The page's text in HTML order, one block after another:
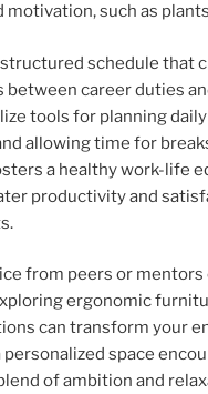
motivation, such as
schedule that
between career duties
tools for planning
allowing time for
a healthy work-life
productivity and
from peers or
ergonomic
can transform your
space
of ambition and